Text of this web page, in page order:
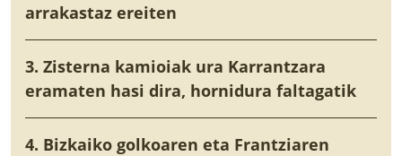
arrakastaz ereiten
3. Zisterna kamioiak ura Karrantzara
eramaten hasi dira, hornidura faltagatik
4. Bizkaiko golkoaren eta Frantziaren